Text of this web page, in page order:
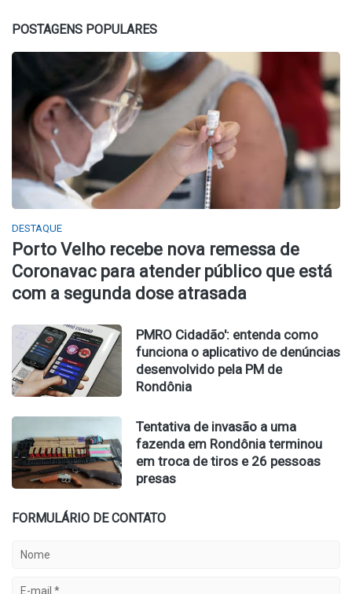
POSTAGENS POPULARES
DESTAQUE
Porto Velho recebe nova remessa de
Coronavac para atender público que está
com a segunda dose atrasada
PMRO Cidadão': entenda como
funciona o aplicativo de denúncias
desenvolvido pela PM de
Rondônia
Tentativa de invasão a uma
fazenda em Rondônia terminou
em troca de tiros e 26 pessoas
presas
FORMULÁRIO DE CONTATO